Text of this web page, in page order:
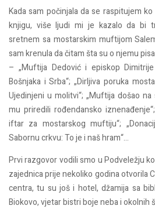
Kada sam počinjala da se raspitujem
knjigu, više ljudi mi je kazalo da bi
sretnem sa mostarskim muftijom
sam krenula da čitam šta su o njemu
– „Muftija Dedović i episkop
Bošnjaka i Srba“; „Dirljiva poruka
Ujedinjeni u molitvi“; „Muftija došao
mu priredili rođendansko
iftar za mostarskog muftiju“;
Sabornu crkvu: To je i naš hram“…
Prvi razgovor vodili smo u Podveležju
zajednica prije nekoliko godina otvorila
centra, tu su još i hotel, džamija sa
Biokovo, vjetar bistri boje neba i okolnih